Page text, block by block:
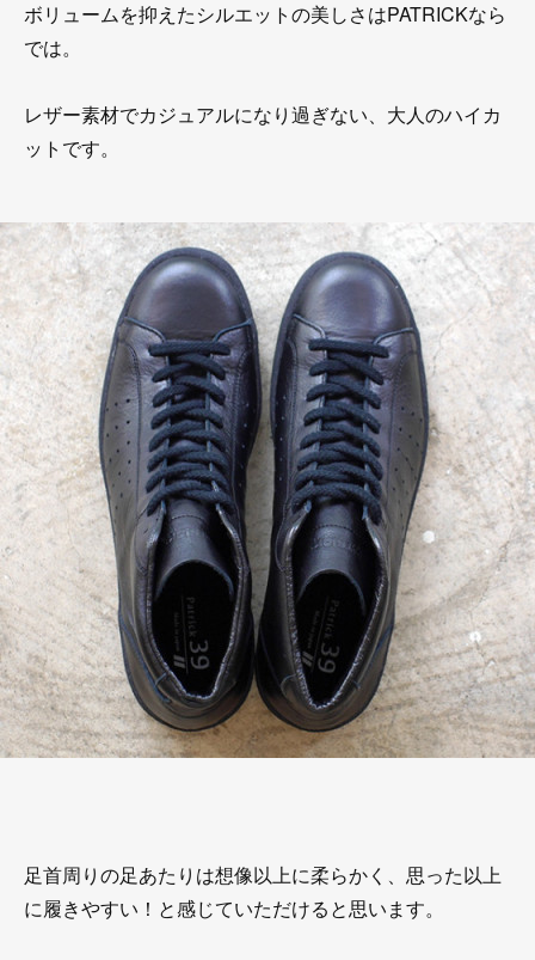
ボリュームを抑えたシルエットの美しさはPATRICKなら
では。
レザー素材でカジュアルになり過ぎない、大人のハイカ
ットです。
足首周りの足あたりは想像以上に柔らかく、思った以上
に履きやすい！と感じていただけると思います。